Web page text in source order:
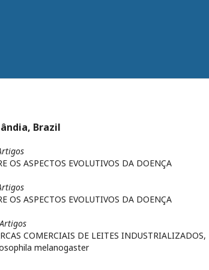
Brazil
OS ASPECTOS EVOLUTIVOS DA DOENÇA
OS ASPECTOS EVOLUTIVOS DA DOENÇA
COMERCIAIS DE LEITES INDUSTRIALIZADOS,
melanogaster